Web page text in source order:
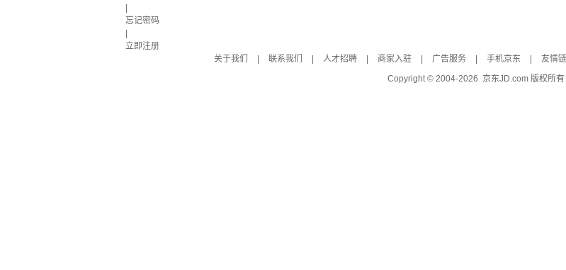
忘记密码
立即注册
关于我们
联系我们 人才招聘 商家入驻 广告服务 手机京东 友情
Copyright © 2004-2026 京东JD.com 版权所有